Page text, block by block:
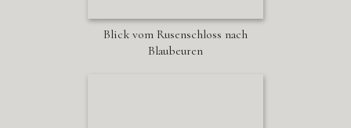
Blick vom Rusenschloss nach
Blaubeuren